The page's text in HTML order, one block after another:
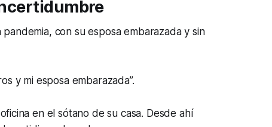
con su esposa embarazada y sin
y mi esposa embarazada”.
en el sótano de su casa. Desde ahí